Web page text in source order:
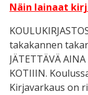
Näin lainaat
takakannen
JÄTETTÄVÄ
KOTIIIN.
Kirjavarkaus on